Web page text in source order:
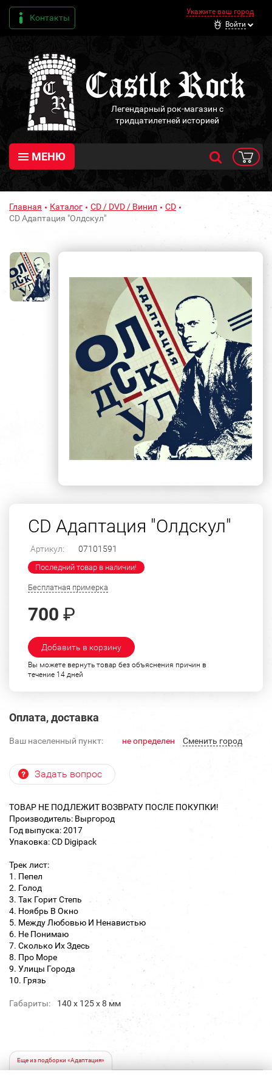
Контакты
Укажите ваш город
Войти
Легендарный рок-магазин с
тридцатилетней историей
МЕНЮ
Главная Каталог CD / DVD / Винил
CD
CD Адаптация "Олдскул"
CD Адаптация "Олдскул"
Артикул: 07101591
Последний товар в наличии!
Бесплатная примерка
700 ₽
Добавить в корзину
Вы можете вернуть товар без объяснения причин в
течение 14 дней
Оплата, доставка
Ваш населенный пункт: не определен Cменить город
Задать вопрос
ТОВАР НЕ ПОДЛЕЖИТ ВОЗВРАТУ ПОСЛЕ ПОКУПКИ!
Производитель: Выргород
Год выпуска: 2017
Упаковка: CD Digipack
Трек лист:
1. Пепел
2. Голод
3. Так Горит Степь
4. Ноябрь В Окно
5. Между Любовью И Ненавистью
6. Не Понимаю
7. Сколько Их Здесь
8. Про Море
9. Улицы Города
10. Грязь
Габариты: 140 х 125 х 8 мм
Еще из подборки «Адаптация»